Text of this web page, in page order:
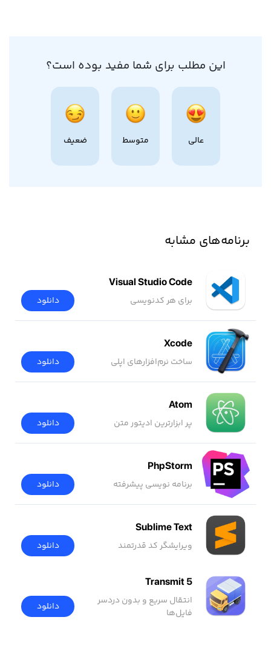
این مطلب برای شما مفید بوده است؟
عالی متوسط ضعیف
برنامه‌های مشابه
Visual Studio Code
برای هر کدنویسی دانلود
Xcode
ساخت نرم‌افزار‌های اپلی دانلود
Atom
پر ابزارترین ادیتور متن دانلود
PhpStorm
برنامه نویسی پیشرفته دانلود
Sublime Text
ویرایشگر کد قدرتمند دانلود
Transmit 5
انتقال سریع و بدون دردسر
فایل‌ها
دانلود